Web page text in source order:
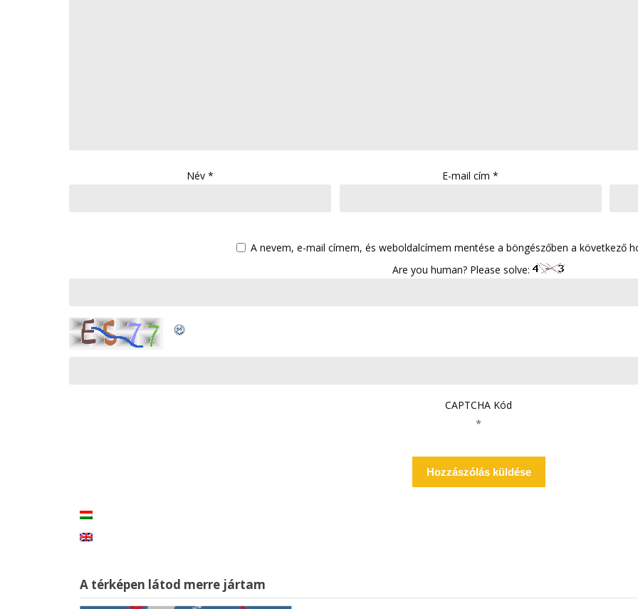
Név * E-mail cím *
A nevem, e-mail címem, és weboldalcímem mentése a böngészőben a következő
Are you human? Please solve:
CAPTCHA Kód
*
A térképen látod merre jártam